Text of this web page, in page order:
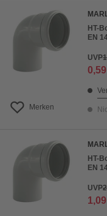
Merken
HT-
EN
UVP
HT-
EN
UVP